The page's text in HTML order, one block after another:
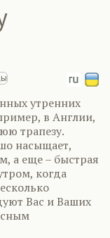
утренних
в Англии,
трапезу.
насыщает,
а еще – быстрая
когда
Вас и Ваших